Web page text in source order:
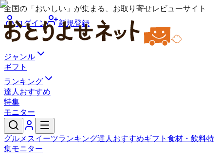
全国の「おいしい」が集まる、お取り寄せレビューサイト
ログイン
新規登録
ジャンル
ギフト
ランキング
達人おすすめ
特集
モニター
グルメ スイーツランキング達人おすすめギフト 食材・飲料特
集モニター